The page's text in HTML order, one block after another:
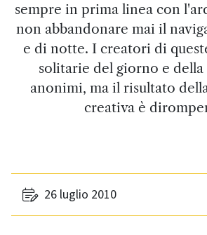
sempre in prima linea con
non abbandonare mai il
e di notte. I creatori di
solitarie del giorno e
anonimi, ma il risultato
creativa è
26 luglio 2010